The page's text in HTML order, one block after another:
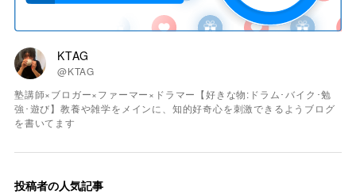
KTAG
@KTAG
塾講師×ブロガー×ファーマー×ドラマー【好きな物:ドラム･バイク･勉
強･遊び】教養や雑学をメインに、知的好奇心を刺激できるようブログ
を書いてます
投稿者の人気記事